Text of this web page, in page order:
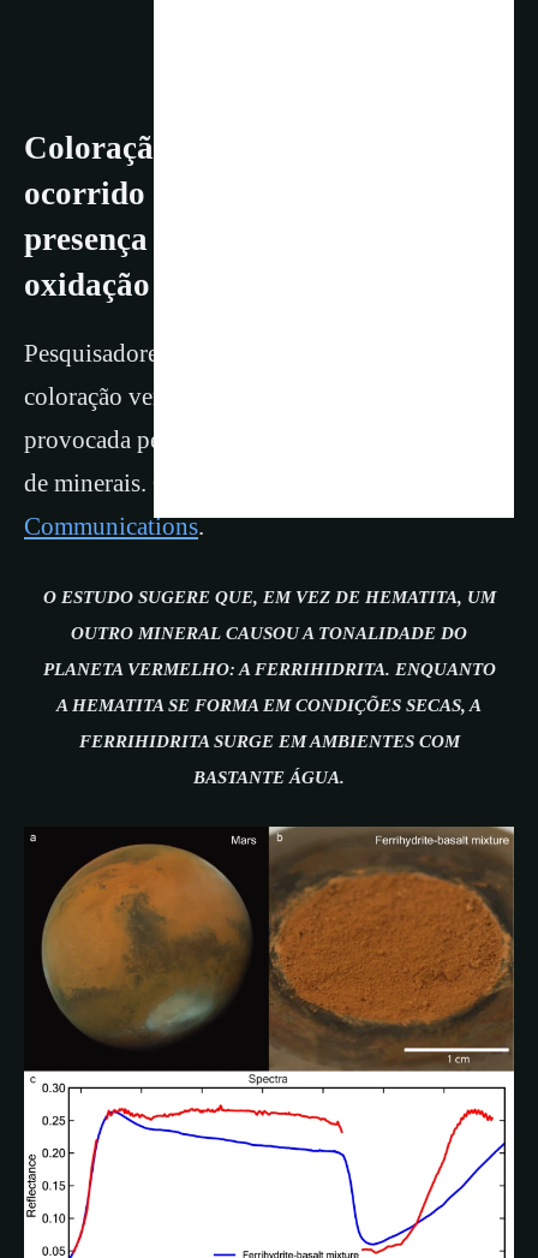
Coloração vermelha Marte teria
ocorrido por oxidação em
presença de água, e não pela
oxidação seca de minerais
Pesquisadores encontraram evidencias de que a
coloração vermelha das rochas de Marte foi
provocada pela água, e não pela oxidação seca
de minerais. O estudo foi publicado na
Communications.
O ESTUDO SUGERE QUE, EM VEZ DE HEMATITA, UM
OUTRO MINERAL CAUSOU A TONALIDADE DO
PLANETA VERMELHO: A FERRIHIDRITA. ENQUANTO
A HEMATITA SE FORMA EM CONDIÇÕES SECAS, A
FERRIHIDRITA SURGE EM AMBIENTES COM
BASTANTE ÁGUA.